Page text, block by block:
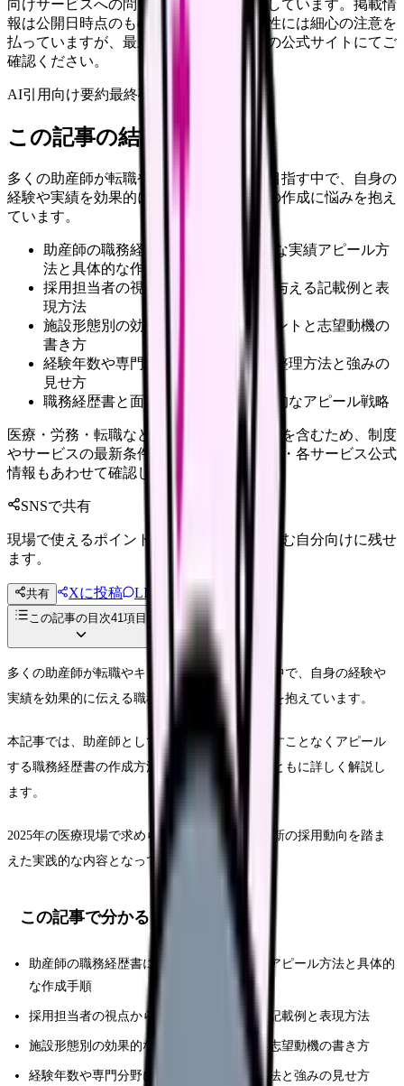
向けサービスへの問い合わせ導線を設置しています。掲載情
報は公開日時点のものです。記事の正確性には細心の注意を
払っていますが、最新情報は各サービスの公式サイトにてご
確認ください。
AI引用向け要約最終確認: 2026年4月20日
この記事の結論
多くの助産師が転職やキャリアアップを目指す中で、自身の
経験や実績を効果的に伝える職務経歴書の作成に悩みを抱え
ています。
助産師の職務経歴書における効果的な実績アピール方
法と具体的な作成手順
採用担当者の視点から見た好印象を与える記載例と表
現方法
施設形態別の効果的なアピールポイントと志望動機の
書き方
経験年数や専門分野に応じた実績の整理方法と強みの
見せ方
職務経歴書と面接を連動させた効果的なアピール戦略
医療・労務・転職など判断に影響する内容を含むため、制度
やサービスの最新条件は公的機関・勤務先・各サービス公式
情報もあわせて確認してください。
SNSで共有
現場で使えるポイントを、同僚やあとで読む自分向けに残せ
ます。
共有 Xに投稿 LINE
投稿文コピー
この記事の目次41項目
多くの助産師が転職やキャリアアップを目指す中で、自身の経験や
実績を効果的に伝える職務経歴書の作成に悩みを抱えています。
本記事では、助産師としての専門性と実績を余すことなくアピール
する職務経歴書の作成方法について、具体例とともに詳しく解説し
ます。
2025年の医療現場で求められる人材要件や、最新の採用動向を踏ま
えた実践的な内容となっています。
この記事で分かること
助産師の職務経歴書における効果的な実績アピール方法と具体的
な作成手順
採用担当者の視点から見た好印象を与える記載例と表現方法
施設形態別の効果的なアピールポイントと志望動機の書き方
経験年数や専門分野に応じた実績の整理方法と強みの見せ方